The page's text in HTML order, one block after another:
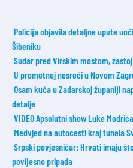
Policija objavila detaljne upute
Šibeniku
Sudar pred Virskim mostom,
U prometnoj nesreći u Novom
Osam kuća u Zadarskoj županiji
detalje
VIDEO Apsolutni show Luke
Medvjed na autocesti kraj tunela
Srpski povjesničar: Hrvati imaju
povijesno pripada